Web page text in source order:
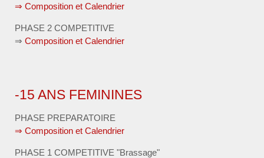
⇒ Composition et Calendrier
PHASE 2 COMPETITIVE
⇒ Composition et Calendrier
-15 ANS FEMININES
PHASE PREPARATOIRE
⇒ Composition et Calendrier
PHASE 1 COMPETITIVE "Brassage"